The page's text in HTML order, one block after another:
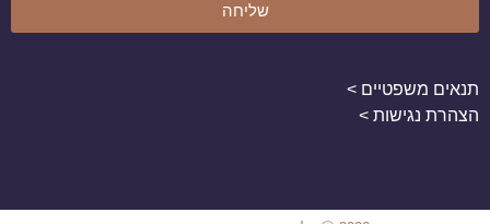
שליחה
תנאים משפטיים >
הצהרת נגישות >